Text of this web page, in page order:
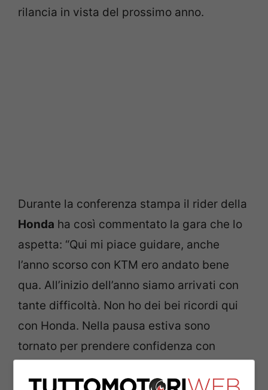
rilancia in vista del prossimo anno.
Durante la conferenza stampa il rider della
Honda ha così commentato la gara che lo
aspetta: “Qui mi piace guidare, anche
l’anno scorso con KTM ero andato bene
qua. All’inizio dell’anno siamo arrivati con
tante difficoltà. Non ho dei bei ricordi qui
con Honda. Nella pausa estiva sono
tornato per prendere confidenza con
vedo l’ora di salire in sella dopo la bella